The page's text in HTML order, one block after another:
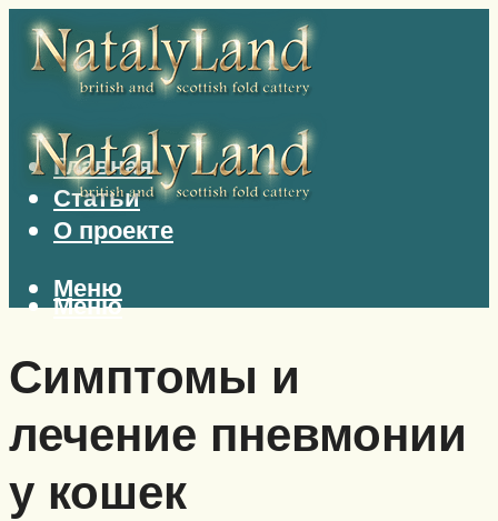
Главная
Статьи
О проекте
Меню
Меню
Симптомы и
лечение пневмонии
у кошек